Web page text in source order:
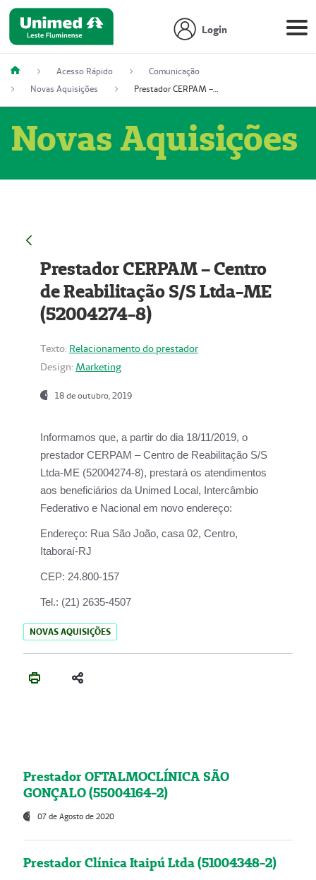
Login
Acesso Rápido
Comunicação
Novas Aquisições
Prestador CERPAM – Centro de Reabilitação S/S Ltda-ME (52004274-8)
Novas Aquisições
Prestador CERPAM – Centro
de Reabilitação S/S Ltda-ME
(52004274-8)
Texto: Relacionamento do prestador
Design: Marketing
18 de outubro, 2019
Informamos que, a partir do dia 18/11/2019, o
prestador CERPAM – Centro de Reabilitação S/S
Ltda-ME (52004274-8), prestará os atendimentos
aos beneficiários da Unimed Local, Intercâmbio
Federativo e Nacional em novo endereço:
Endereço: Rua São João, casa 02, Centro,
Itaboraí-RJ
CEP: 24.800-157
Tel.: (21) 2635-4507
NOVAS AQUISIÇÕES
Prestador OFTALMOCLÍNICA SÃO
GONÇALO (55004164-2)
07 de Agosto de 2020
Prestador Clínica Itaipú Ltda (51004348-2)